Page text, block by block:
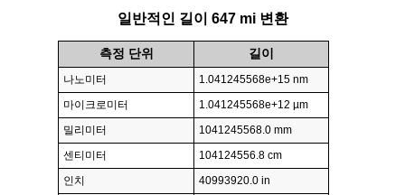
일반적인 길이 647 mi 변환
측정 단위 길이
나노미터
1.041245568e+15 nm
마이크로미터
1.041245568e+12 µm
밀리미터
1041245568.0 mm
센티미터
104124556.8 cm
인치
40993920.0 in